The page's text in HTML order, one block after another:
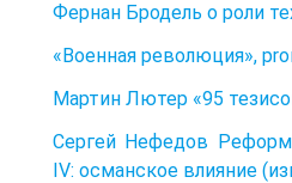
Фернан Бродель о роли
«Военная революция»,
Мартин Лютер «95
Сергей Нефедов
IV: османское влияние